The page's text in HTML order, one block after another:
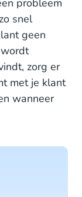
probleem
snel
geen
zorg er
met je klant
wanneer